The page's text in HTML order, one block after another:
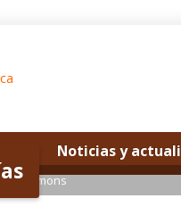
Noticias y
Sermons